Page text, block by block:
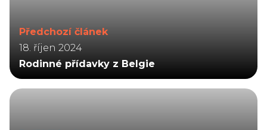
Předchozí článek
18. říjen 2024
Rodinné přídavky z Belgie